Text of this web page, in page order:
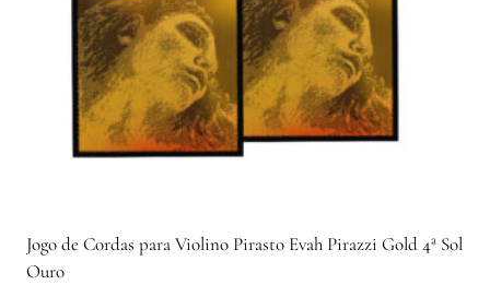
Jogo de Cordas para Violino Pirasto Evah Pirazzi Gold 4ª Sol
Ouro